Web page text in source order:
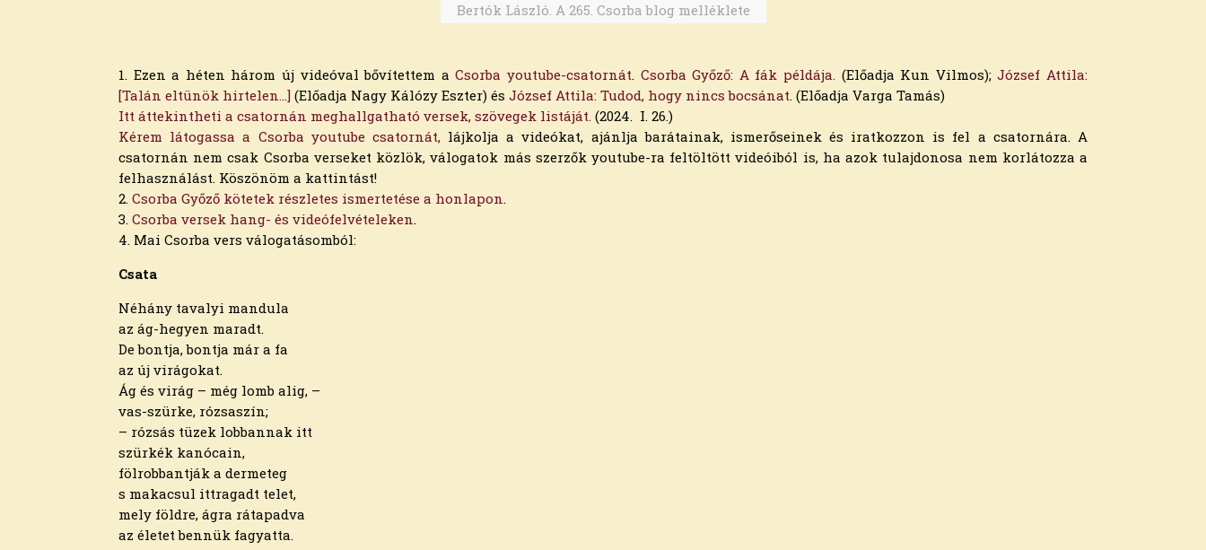
Bertók László. A 265. Csorba blog melléklete
1. Ezen a héten három új videóval bővítettem aCsorba youtube-csatornát. Csorba Győző: A fák példája. (Előadja Kun Vilmos);József Attila:
[Talán eltünök hirtelen…] (Előadja Nagy Kálózy Eszter) ésJózsef Attila: Tudod, hogy nincs bocsánat. (Előadja Varga Tamás)
Itt áttekintheti a csatornán meghallgatható versek, szövegek listáját. (2024. I. 26.)
Kérem látogassa a Csorba youtube csatornát,lájkolja a videókat, ajánlja barátainak, ismerőseinek és iratkozzon is fel a csatornára. A
csatornán nem csak Csorba verseket közlök, válogatok más szerzők youtube-ra feltöltött videóiból is, ha azok tulajdonosa nem korlátozza a
felhasználást. Köszönöm a kattintást!
2.Csorba Győző kötetek részletes ismertetése a honlapon.
3.Csorba versek hang- és videófelvételeken.
4. Mai Csorba vers válogatásomból:
Csata
Néhány tavalyi mandula
az ág-hegyen maradt.
De bontja, bontja már a fa
az új virágokat.
Ág és virág – még lomb alig, –
vas-szürke, rózsaszín;
– rózsás tüzek lobbannak itt
szürkék kanócain,
fölrobbantják a dermeteg
s makacsul ittragadt telet,
mely földre, ágra rátapadva
az életet bennük fagyatta.
Archívum
2026. augusztus
2026. július
2026. június
2026. május
2026. április
2026. március
2026. február
2026. január
2025. december
2025. november
2025. október